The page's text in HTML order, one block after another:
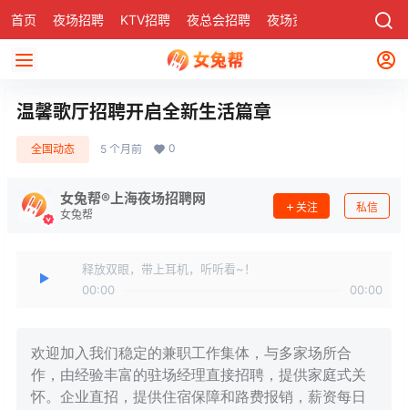
首页 夜场招聘 KTV招聘 夜总会招聘 夜场资讯 社区
温馨歌厅招聘开启全新生活篇章
全国动态 5 个月前 0
女兔帮®上海夜场招聘网
女兔帮
关注 私信
释放双眼，带上耳机，听听看~！
00:00
00:00
欢迎加入我们稳定的兼职工作集体，与多家场所合
作，由经验丰富的驻场经理直接招聘，提供家庭式关
怀。企业直招，提供住宿保障和路费报销，薪资每日